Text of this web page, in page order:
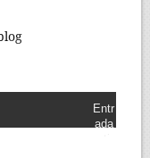
Entr
ada